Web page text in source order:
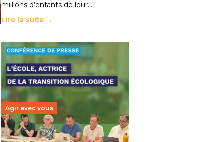
millions d’enfants de leur…
Lire la suite →
Agir avec vous
Transition écologique de